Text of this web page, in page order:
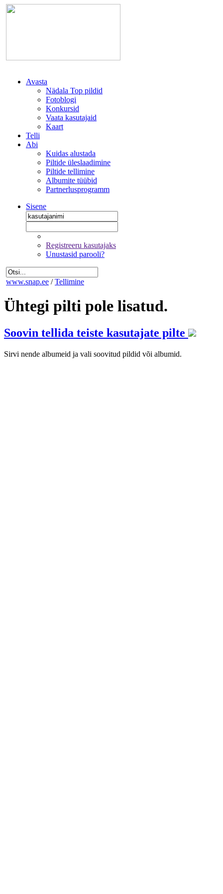
Avasta
Nädala Top pildid
Fotoblogi
Konkursid
Vaata kasutajaid
Kaart
Telli
Abi
Kuidas alustada
Piltide üleslaadimine
Piltide tellimine
Albumite tüübid
Partnerlusprogramm
Sisene
Registreeru kasutajaks
Unustasid parooli?
www.snap.ee / Tellimine
Ühtegi pilti pole lisatud.
Soovin tellida teiste kasutajate pilte
Sirvi nende albumeid ja vali soovitud pildid või albumid.